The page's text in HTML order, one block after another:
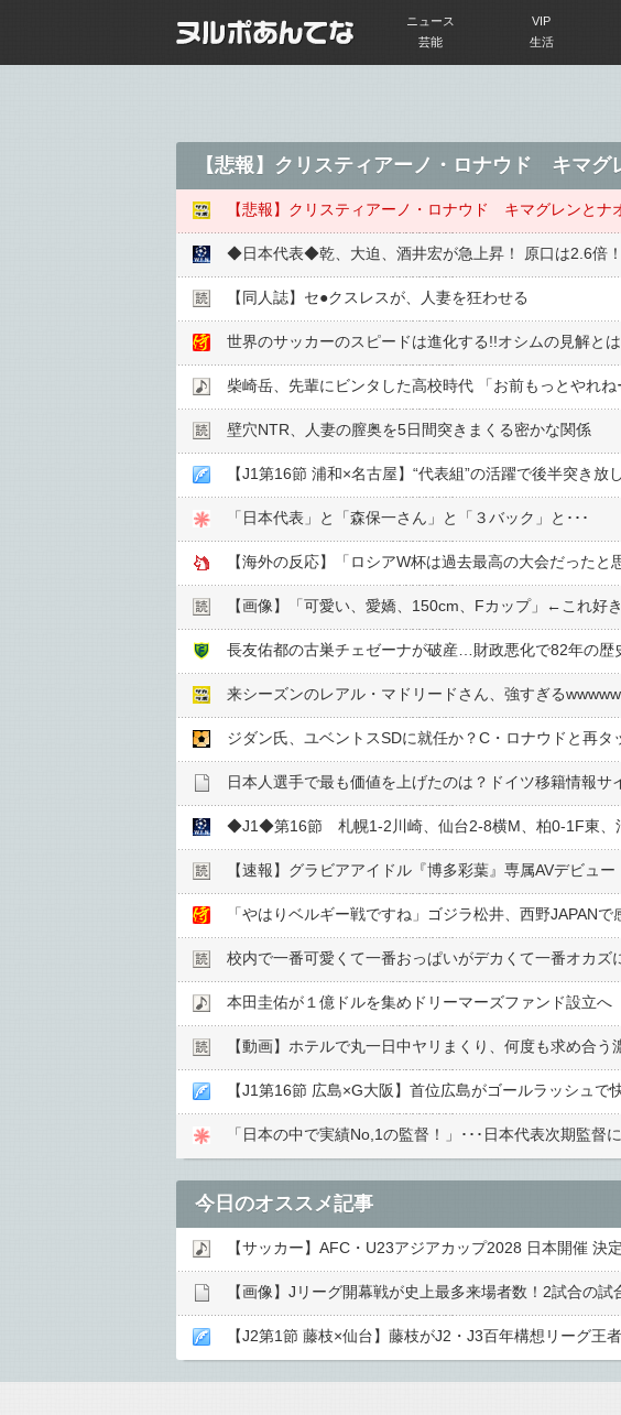
ニュース VIP
芸能
生活
【悲報】クリスティアーノ・ロナウド キマ
【悲報】クリスティアーノ・ロナウド キマグレンとナ
◆日本代表◆乾、大迫、酒井宏が急上昇！ 原口は2.6倍
【同人誌】セ●︎クスレスが、人妻を狂わせる
世界のサッカーのスピードは進化する!!オシムの見解とは
柴崎岳、先輩にビンタした高校時代 「お前もっとやれね
壁穴NTR、人妻の膣奥を5日間突きまくる密かな関係
「日本代表」と「森保一さん」と「３バック」と･･･
【海外の反応】「ロシアW杯は過去最高の大会だったと
【画像】「可愛い、愛嬌、150cm、Fカップ」←これ好
長友佑都の古巣チェゼーナが破産…財政悪化で82年の歴
来シーズンのレアル・マドリードさん、強すぎるwwwww
ジダン氏、ユベントスSDに就任か？C・ロナウドと再タ
日本人選手で最も価値を上げたのは？ドイツ移籍情報サ
◆J1◆第16節 札幌1-2川崎、仙台2-8横M、柏0-1F東、
【速報】グラビアアイドル『博多彩葉』専属AVデビュー
「やはりベルギー戦ですね」ゴジラ松井、西野JAPANで
校内で一番可愛くて一番おっぱいがデカくて一番オカズ
本田圭佑が１億ドルを集めドリーマーズファンド設立へ
【動画】ホテルで丸一日中ヤリまくり、何度も求め合う
【J1第16節 広島×G大阪】首位広島がゴールラッシュ
「日本の中で実績No,1の監督！」･･･日本代表次期監督
今日のオススメ記事
【サッカー】AFC・U23アジアカップ2028 日本開催 決
【画像】Jリーグ開幕戦が史上最多来場者数！2試合の
【J2第1節 藤枝×仙台】藤枝がJ2・J3百年構想リーグ